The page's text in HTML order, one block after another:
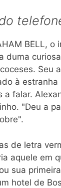
BELL, o
duma
Seu
à estranha
a falar.
"Deu a
de letra
aquele em
sua
hotel de